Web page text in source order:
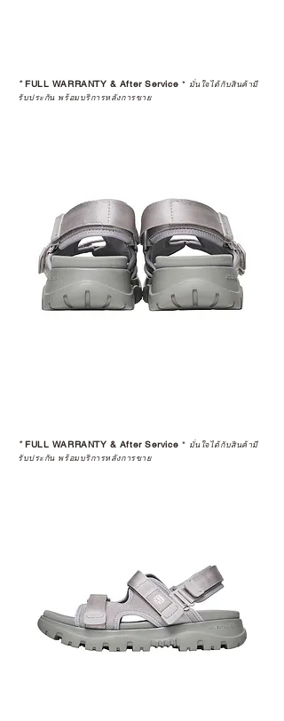
*FULL WARRANTY & After Service * มั่นใจได้กับสินค้ามี
รับประกัน พร้อมบริการหลังการขาย
*FULL WARRANTY & After Service * มั่นใจได้กับสินค้ามี
รับประกัน พร้อมบริการหลังการขาย